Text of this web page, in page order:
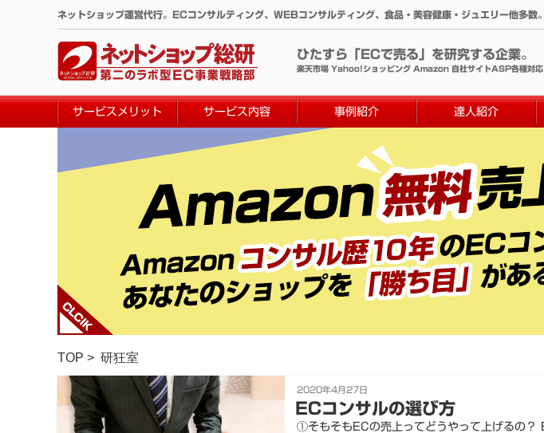
へ
ネットショップ運営代行。ECコンサルティング、WEBコンサルティング、食品・美容健康・ジュエリー他多数
ひたすら「ECで売る」を研究する企業。
楽天市場 Yahoo!ショッピング Amazon 自社サイトASP各種対応
サービスメリット サービス内容 事例紹介 達人紹介
TOP > 研狂室
投
稿
日:
2020年4月27日
ECコンサルの選び方
①そもそもECの売上ってどうやって上げるの？